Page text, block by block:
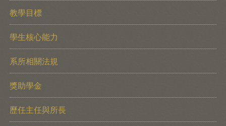
教學目標
學生核心能力
系所相關法規
獎助學金
歷任主任與所長